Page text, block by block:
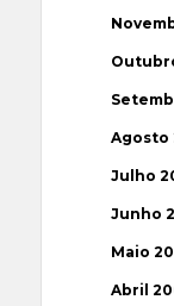
Agosto
Julho
Junho
Maio
Abril